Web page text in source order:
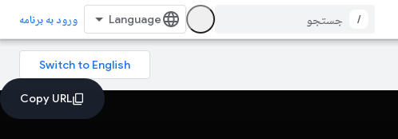
/ ورود به برنامه